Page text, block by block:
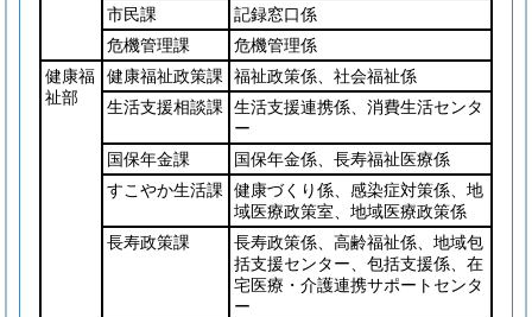
市民課
記録窓口係
危機管理課
危機管理係
健康福
祉部
健康福祉政策課
福祉政策係、社会福祉係
生活支援相談課
生活支援連携係、消費生活センタ
ー
国保年金課
国保年金係、長寿福祉医療係
すこやか生活課
健康づくり係、感染症対策係、地
域医療政策室、地域医療政策係
長寿政策課
長寿政策係、高齢福祉係、地域包
括支援センター、包括支援係、在
宅医療・介護連携サポートセンタ
ー